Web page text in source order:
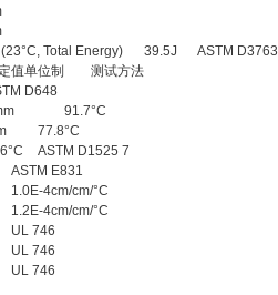
Total Energy)
39.5J
ASTM D3763
值单位制
测试方法
D648
91.7°C
77.8°C
ASTM D1525 7
ASTM E831
1.0E-4cm/cm/°C
1.2E-4cm/cm/°C
UL 746
UL 746
UL 746